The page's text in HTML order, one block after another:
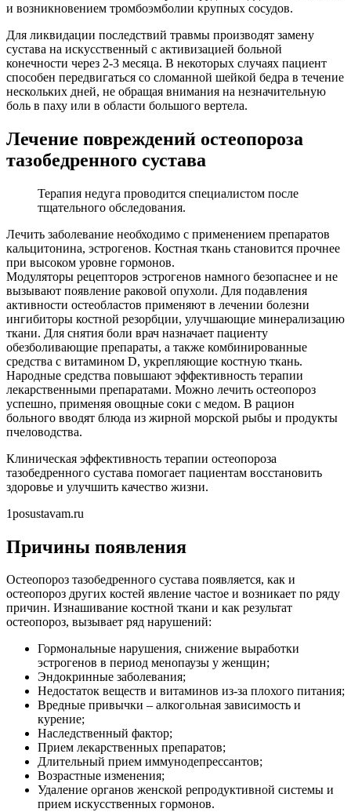
и возникновением тромбоэмболии крупных сосудов.
Для ликвидации последствий травмы производят замену
сустава на искусственный с активизацией больной
конечности через 2-3 месяца. В некоторых случаях пациент
способен передвигаться со сломанной шейкой бедра в течение
нескольких дней, не обращая внимания на незначительную
боль в паху или в области большого вертела.
Лечение повреждений остеопороза
тазобедренного сустава
Терапия недуга проводится специалистом после
тщательного обследования.
Лечить заболевание необходимо с применением препаратов
кальцитонина, эстрогенов. Костная ткань становится прочнее
при высоком уровне гормонов.
Модуляторы рецепторов эстрогенов намного безопаснее и не
вызывают появление раковой опухоли. Для подавления
активности остеобластов применяют в лечении болезни
ингибиторы костной резорбции, улучшающие минерализацию
ткани. Для снятия боли врач назначает пациенту
обезболивающие препараты, а также комбинированные
средства с витамином D, укрепляющие костную ткань.
Народные средства повышают эффективность терапии
лекарственными препаратами. Можно лечить остеопороз
успешно, применяя овощные соки с медом. В рацион
больного вводят блюда из жирной морской рыбы и продукты
пчеловодства.
Клиническая эффективность терапии остеопороза
тазобедренного сустава помогает пациентам восстановить
здоровье и улучшить качество жизни.
1posustavam.ru
Причины появления
Остеопороз тазобедренного сустава появляется, как и
остеопороз других костей явление частое и возникает по ряду
причин. Изнашивание костной ткани и как результат
остеопороз, вызывает ряд нарушений:
Гормональные нарушения, снижение выработки
эстрогенов в период менопаузы у женщин;
Эндокринные заболевания;
Недостаток веществ и витаминов из-за плохого питания;
Вредные привычки – алкогольная зависимость и
курение;
Наследственный фактор;
Прием лекарственных препаратов;
Длительный прием иммунодепрессантов;
Возрастные изменения;
Удаление органов женской репродуктивной системы и
прием искусственных гормонов.